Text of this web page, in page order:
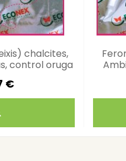
chalcites,
control oruga
€